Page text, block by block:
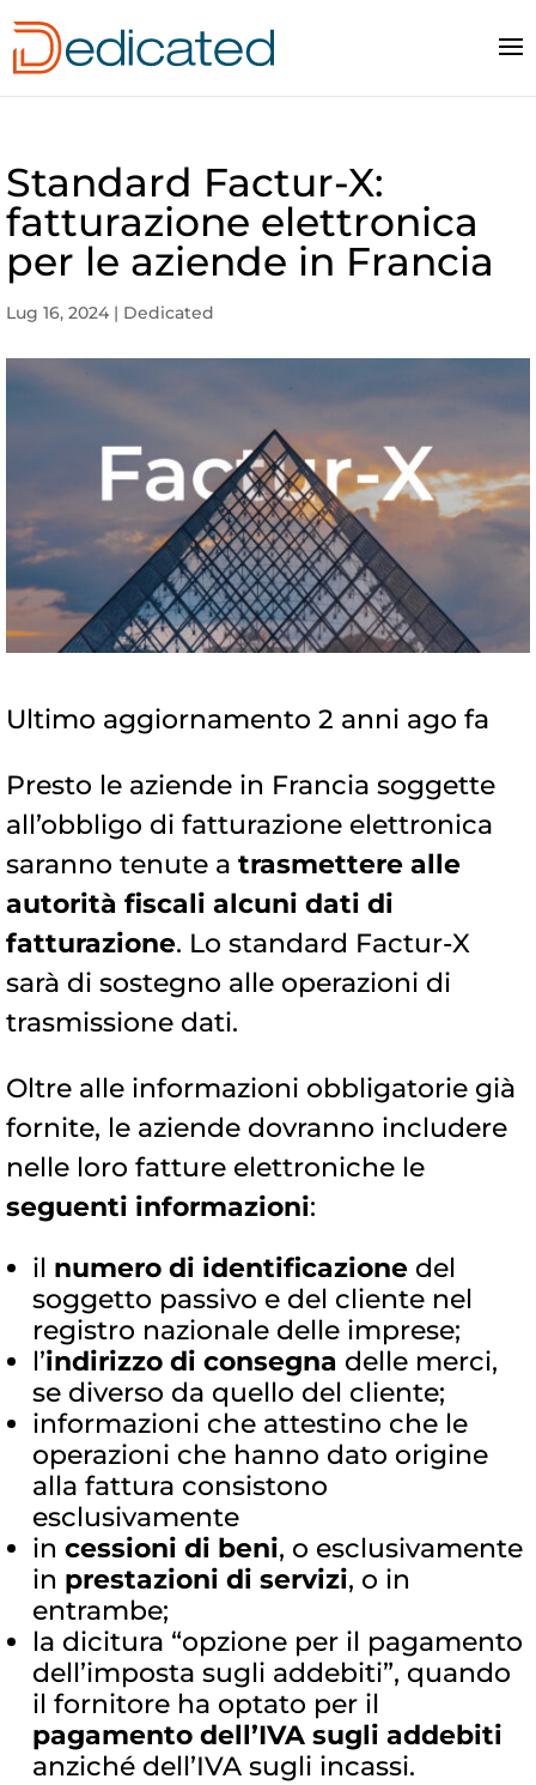
Standard Factur-X:
fatturazione elettronica
per le aziende in Francia
Lug 16, 2024 | Dedicated
Ultimo aggiornamento 2 anni ago fa
Presto le aziende in Francia soggette
all’obbligo di fatturazione elettronica
saranno tenute a trasmettere alle
autorità fiscali alcuni dati di
fatturazione. Lo standard Factur-X
sarà di sostegno alle operazioni di
trasmissione dati.
Oltre alle informazioni obbligatorie già
fornite, le aziende dovranno includere
nelle loro fatture elettroniche le
seguenti informazioni:
il numero di identificazione del
soggetto passivo e del cliente nel
registro nazionale delle imprese;
l’indirizzo di consegna delle merci,
se diverso da quello del cliente;
informazioni che attestino che le
operazioni che hanno dato origine
alla fattura consistono
esclusivamente
in cessioni di beni, o esclusivamente
in prestazioni di servizi, o in
entrambe;
la dicitura “opzione per il pagamento
dell’imposta sugli addebiti”, quando
il fornitore ha optato per il
pagamento dell’IVA sugli addebiti
anziché dell’IVA sugli incassi.